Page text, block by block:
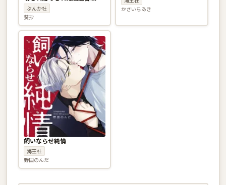
が元仲間の女冒険者たちにわ
からせ復讐を誓います！ 1巻
ぶんか社
葵抄
かさいちあき
飼いならせ純情
海王社
野田のんだ